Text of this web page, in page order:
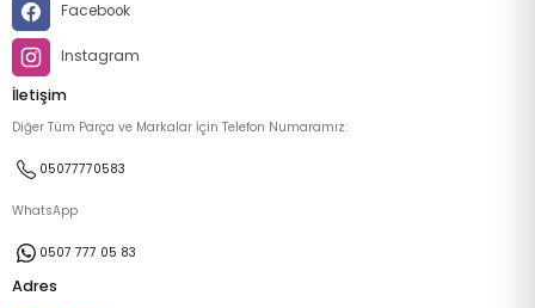
Facebook
Instagram
İletişim
Diğer Tüm Parça ve Markalar İçin Telefon Numaramız:
05077770583
WhatsApp
0507 777 05 83
Adres